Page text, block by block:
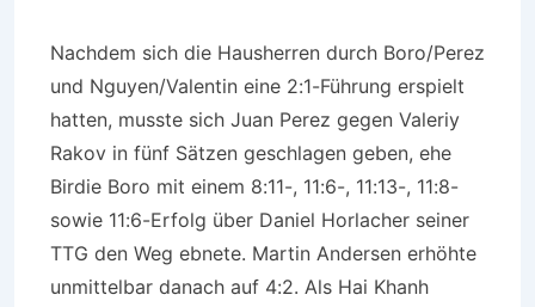
Nachdem sich die Hausherren durch Boro/Perez
und Nguyen/Valentin eine 2:1-Führung erspielt
hatten, musste sich Juan Perez gegen Valeriy
Rakov in fünf Sätzen geschlagen geben, ehe
Birdie Boro mit einem 8:11-, 11:6-, 11:13-, 11:8-
sowie 11:6-Erfolg über Daniel Horlacher seiner
TTG den Weg ebnete. Martin Andersen erhöhte
unmittelbar danach auf 4:2. Als Hai Khanh